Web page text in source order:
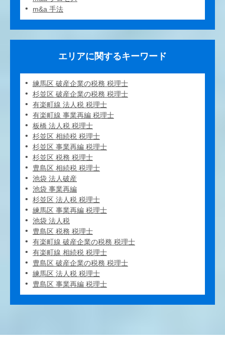
m&a 手法
エリアに関するキーワード
練馬区 破産企業の税務 税理士
杉並区 破産企業の税務 税理士
有楽町線 法人税 税理士
有楽町線 事業再編 税理士
板橋 法人税 税理士
杉並区 相続税 税理士
杉並区 事業再編 税理士
杉並区 税務 税理士
豊島区 相続税 税理士
池袋 法人破産
池袋 事業再編
杉並区 法人税 税理士
練馬区 事業再編 税理士
池袋 法人税
豊島区 税務 税理士
有楽町線 破産企業の税務 税理士
有楽町線 相続税 税理士
豊島区 破産企業の税務 税理士
練馬区 法人税 税理士
豊島区 事業再編 税理士